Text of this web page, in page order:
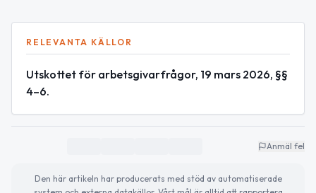
RELEVANTA KÄLLOR
Utskottet för arbetsgivarfrågor, 19 mars 2026, §§
4–6.
Anmäl fel
Den här artikeln har producerats med stöd av automatiserade